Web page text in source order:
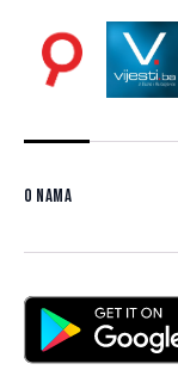
O nama